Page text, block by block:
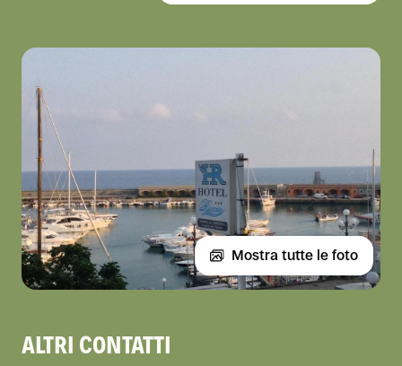
Mostra tutte le foto
ALTRI CONTATTI